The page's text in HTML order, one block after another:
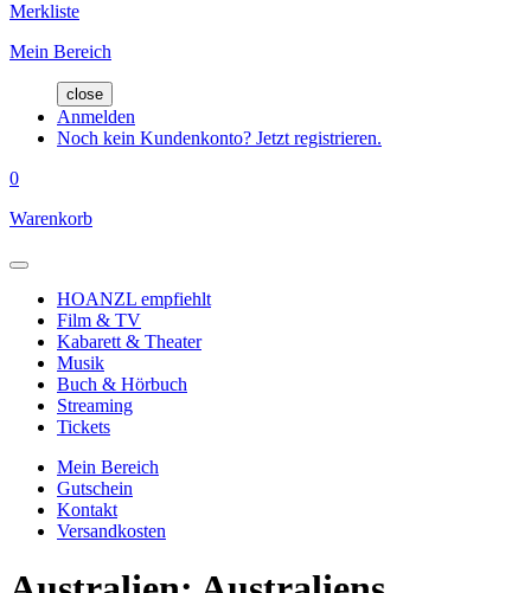
Merkliste
Mein Bereich
close
Anmelden
Noch kein Kundenkonto? Jetzt registrieren.
0
Warenkorb
HOANZL empfiehlt
Film & TV
Kabarett & Theater
Musik
Buch & Hörbuch
Streaming
Tickets
Mein Bereich
Gutschein
Kontakt
Versandkosten